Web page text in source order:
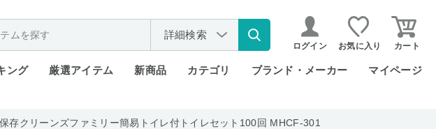
詳細検索
ログイン お気に入り カート
ング 厳選アイテム 新商品 カテゴリ ブランド・メーカー マイページ
存クリーンズファミリー簡易トイレ付トイレセット100回 MHCF-301